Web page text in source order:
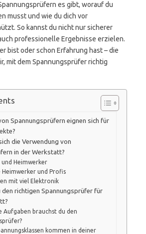
es gibt, worauf du
musst und wie du dich vor
So kannst du nicht nur sicherer
professionelle Ergebnisse erzielen.
bist oder schon Erfahrung hast – die
mit dem Spannungsprüfer richtig
Spannungsprüfern eignen sich für
die Verwendung von
in der Werkstatt?
und Heimwerker
Heimwerker und Profis
mit viel Elektronik
richtigen Spannungsprüfer für
Aufgaben brauchst du den
kommen in deiner